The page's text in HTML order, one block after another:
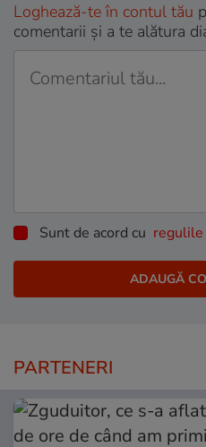
Loghează-te în contul tău
comentarii și a te alătura
Sunt de acord cu
PARTENERI